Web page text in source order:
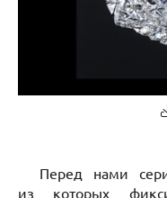
Перед нами
из которых